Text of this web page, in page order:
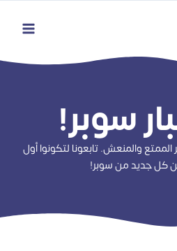
سوبر!
والمنعش. تابعونا لتكونوا أول
كل جديد من سوبر!